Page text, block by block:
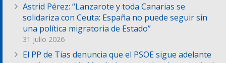
Astrid Pérez: “Lanzarote y toda Canarias se
solidariza con Ceuta: España no puede seguir sin
una política migratoria de Estado”
31 julio 2026
El PP de Tías denuncia que el PSOE sigue adelante